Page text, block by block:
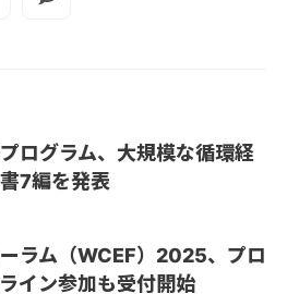
ログラム、大規模な循環経
7編を発表
ラム（WCEF）2025、プロ
イン参加も受付開始